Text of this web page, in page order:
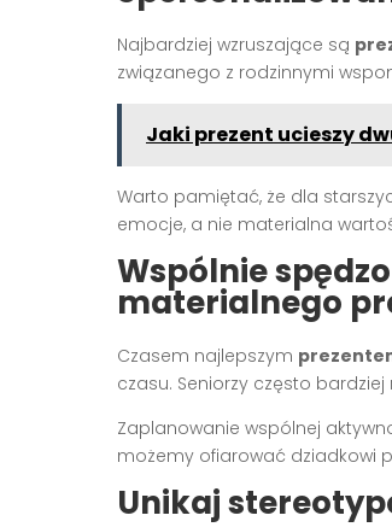
Najbardziej wzruszające są
związanego z rodzinnymi
Jaki prezent ucieszy
Warto pamiętać, że dla
emocje, a nie materialna
Wspólnie
materialnego
Czasem najlepszym
czasu. Seniorzy często
Zaplanowanie wspólnej
możemy ofiarować dziadkowi
Unikaj